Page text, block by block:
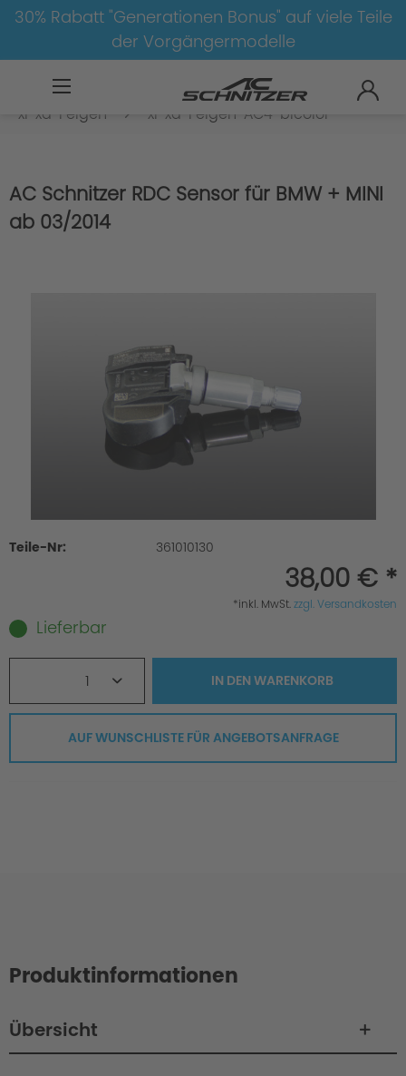
30% Rabatt "Generationen Bonus" auf viele Teile
der Vorgängermodelle
2er-F22/F23
xi-xd-Felgen
xi-xd-Felgen-AC4-bicolor
AC Schnitzer RDC Sensor für BMW + MINI
ab 03/2014
Teile-Nr: 361010130
38,00 € *
*inkl. MwSt.zzgl. Versandkosten
Lieferbar
1 IN DENWARENKORB
AUF WUNSCHLISTE FÜR ANGEBOTSANFRAGE
Produktinformationen
Übersicht